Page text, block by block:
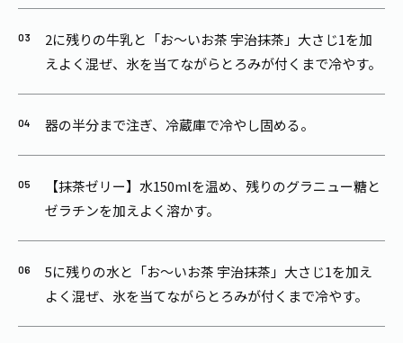
2に残りの牛乳と「お～いお茶 宇治抹茶」大さじ1を加
えよく混ぜ、氷を当てながらとろみが付くまで冷やす。
器の半分まで注ぎ、冷蔵庫で冷やし固める。
【抹茶ゼリー】水150mlを温め、残りのグラニュー糖と
ゼラチンを加えよく溶かす。
5に残りの水と「お～いお茶 宇治抹茶」大さじ1を加え
よく混ぜ、氷を当てながらとろみが付くまで冷やす。